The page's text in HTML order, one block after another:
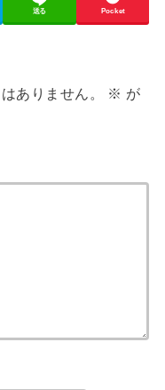
送る Pocket
ありません。 ※ が